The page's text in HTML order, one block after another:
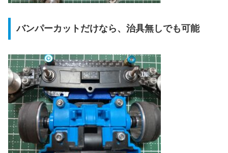
バンパーカットだけなら、治具無しでも可能